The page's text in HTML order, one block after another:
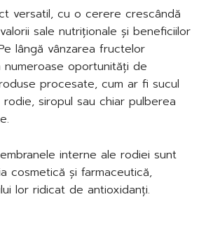
versatil, cu o cerere crescândă
sale nutriționale și beneficiilor
lângă vânzarea fructelor
oportunități de
procesate, cum ar fi sucul
siropul sau chiar pulberea
interne ale rodiei sunt
cosmetică și farmaceutică,
lor ridicat de antioxidanți.